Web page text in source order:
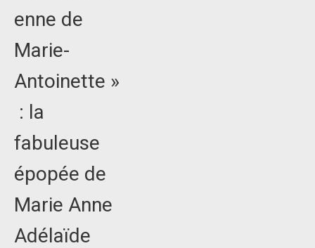
enne de
Marie-
Antoinette »
: la
fabuleuse
épopée de
Marie Anne
Adélaïde